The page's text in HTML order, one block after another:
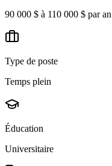
90 000 $ à 110 000 $ par an
Type de poste
Temps plein
Éducation
Universitaire